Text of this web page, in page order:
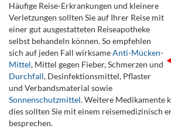
Häufige Reise-Erkrankungen und kleinere
Verletzungen sollten Sie auf Ihrer Reise mit
einer gut ausgestatteten Reiseapotheke
selbst behandeln können. So empfehlen
sich auf jeden Fall wirksameAnti-Mücken-
Mittel, Mittel gegen Fieber, Schmerzen und
Durchfall, Desinfektionsmittel, Pflaster
und Verbandsmaterial sowie
Sonnenschutzmittel. Weitere Medikamente
dies sollten Sie mit einem reisemedizinisch
besprechen.